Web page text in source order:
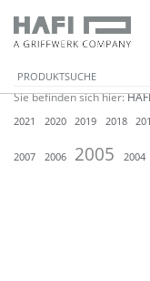
Sie befinden sich hier:
2021 2020 2019 2018
2007 2006 2005 2004